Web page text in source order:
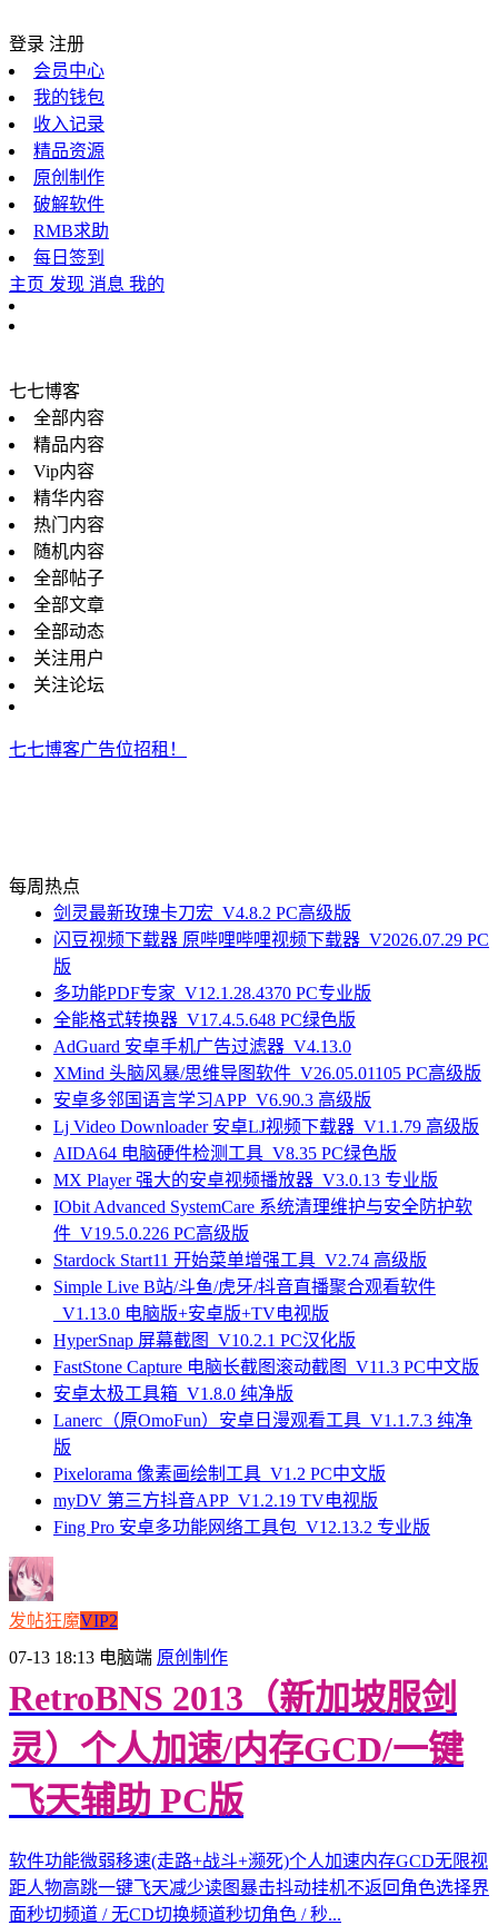
登录 注册
会员中心
我的钱包
收入记录
精品资源
原创制作
破解软件
RMB求助
每日签到
主页 发现 消息 我的
七七博客
全部内容
精品内容
Vip内容
精华内容
热门内容
随机内容
全部帖子
全部文章
全部动态
关注用户
关注论坛
七七博客广告位招租！
每周热点
剑灵最新玫瑰卡刀宏_V4.8.2 PC高级版
闪豆视频下载器 原哔哩哔哩视频下载器_V2026.07.29 PC
版
多功能PDF专家_V12.1.28.4370 PC专业版
全能格式转换器_V17.4.5.648 PC绿色版
AdGuard 安卓手机广告过滤器_V4.13.0
XMind 头脑风暴/思维导图软件_V26.05.01105 PC高级版
安卓多邻国语言学习APP_V6.90.3 高级版
Lj Video Downloader 安卓LJ视频下载器_V1.1.79 高级版
AIDA64 电脑硬件检测工具_V8.35 PC绿色版
MX Player 强大的安卓视频播放器_V3.0.13 专业版
IObit Advanced SystemCare 系统清理维护与安全防护软
件_V19.5.0.226 PC高级版
Stardock Start11 开始菜单增强工具_V2.74 高级版
Simple Live B站/斗鱼/虎牙/抖音直播聚合观看软件
_V1.13.0 电脑版+安卓版+TV电视版
HyperSnap 屏幕截图_V10.2.1 PC汉化版
FastStone Capture 电脑长截图滚动截图_V11.3 PC中文版
安卓太极工具箱_V1.8.0 纯净版
Lanerc（原OmoFun）安卓日漫观看工具_V1.1.7.3 纯净
版
Pixelorama 像素画绘制工具_V1.2 PC中文版
myDV 第三方抖音APP_V1.2.19 TV电视版
Fing Pro 安卓多功能网络工具包_V12.13.2 专业版
发帖狂魔VIP2
07-13 18:13 电脑端 原创制作
RetroBNS 2013（新加坡服剑
灵）个人加速/内存GCD/一键
飞天辅助 PC版
软件功能微弱移速(走路+战斗+濒死)个人加速内存GCD无限视
距人物高跳一键飞天减少读图暴击抖动挂机不返回角色选择界
面秒切频道 / 无CD切换频道秒切角色 / 秒...